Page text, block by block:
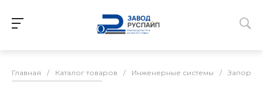
Главная / Каталог товаров / Инженерные системы /